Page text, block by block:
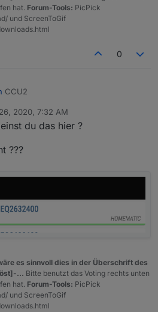
hat. Forum-Tools: PicPick
und ScreenToGif
0
CCU2
2020, 7:32 AM
du das hier ?
???
es sinnvoll dies in der Überschrift des
... Bitte benutzt das Voting rechts unten
hat. Forum-Tools: PicPick
und ScreenToGif